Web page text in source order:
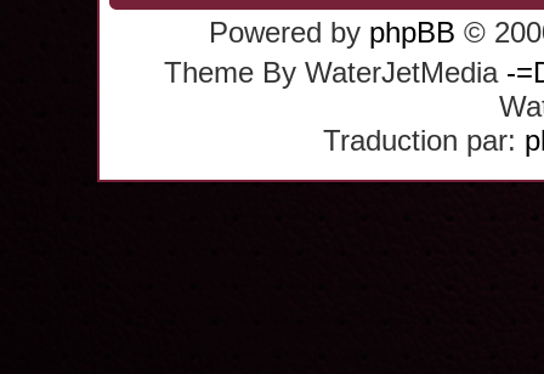
Powered by phpBB ©
Theme By WaterJetMedia -
Traduction par: